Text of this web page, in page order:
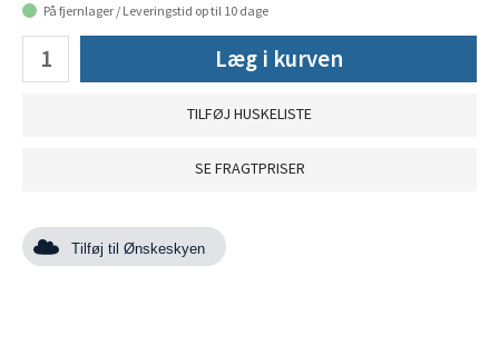
På fjernlager / Leveringstid op til 10 dage
Læg i kurven
TILFØJ HUSKELISTE
SE FRAGTPRISER
Tilføj til Ønskeskyen